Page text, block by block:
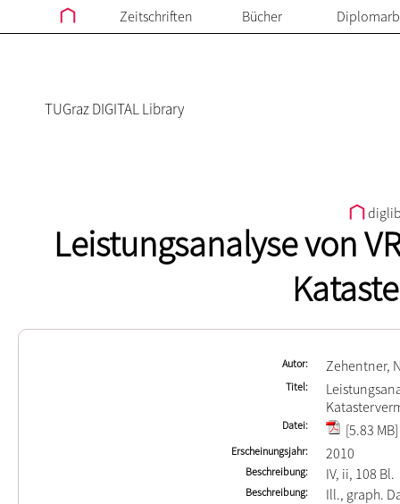
Zeitschriften Bücher
TUGraz DIGITAL Library
Leistungsanalyse von
Autor Zehentner,
Titel
Datei [5.83 MB]
Erscheinungsjahr 2010
Beschreibung IV, ii, 108 Bl.
Beschreibung Ill., graph.